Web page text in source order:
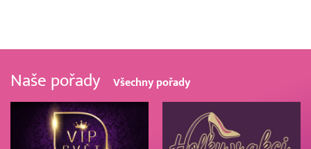
Naše pořady Všechny pořady